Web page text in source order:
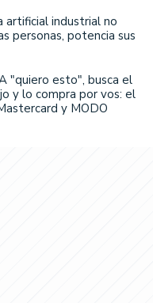
artificial industrial no
personas, potencia sus
"quiero esto", busca el
y lo compra por vos: el
y MODO